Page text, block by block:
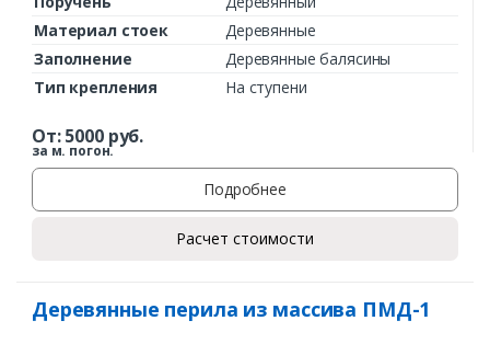
Материал стоек
Деревянные
Заполнение
Деревянные балясины
Тип крепления
На ступени
От:5000руб.
за м. погон.
Подробнее
Расчет стоимости
Деревянные перила из массива ПМД-1